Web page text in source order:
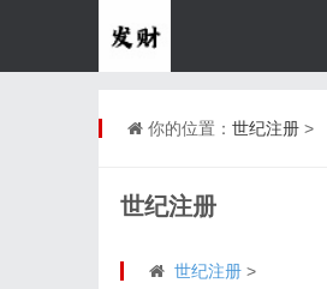
你的位置： 世纪注册>
世纪注册
世纪注册>